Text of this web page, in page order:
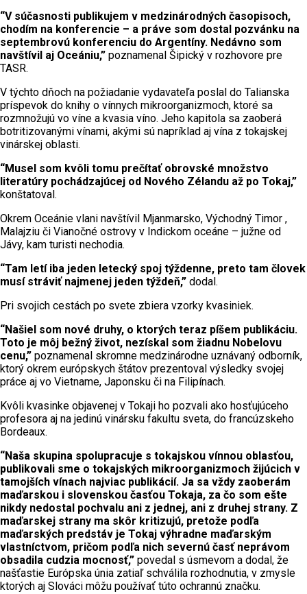
“V súčasnosti publikujem v medzinárodných časopisoch,
chodím na konferencie – a práve som dostal pozvánku na
septembrovú konferenciu do Argentíny. Nedávno som
navštívil aj Oceániu,” poznamenal Šipický v rozhovore pre
TASR.
V týchto dňoch na požiadanie vydavateľa poslal do Talianska
príspevok do knihy o vínnych mikroorganizmoch, ktoré sa
rozmnožujú vo víne a kvasia víno. Jeho kapitola sa zaoberá
botritizovanými vínami, akými sú napríklad aj vína z tokajskej
vinárskej oblasti.
“Musel som kvôli tomu prečítať obrovské množstvo
literatúry pochádzajúcej od Nového Zélandu až po Tokaj,”
konštatoval.
Okrem Oceánie vlani navštívil Mjanmarsko, Východný Timor ,
Malajziu či Vianočné ostrovy v Indickom oceáne – južne od
Jávy, kam turisti nechodia.
“Tam letí iba jeden letecký spoj týždenne, preto tam človek
musí stráviť najmenej jeden týždeň,” dodal.
Pri svojich cestách po svete zbiera vzorky kvasiniek.
“Našiel som nové druhy, o ktorých teraz píšem publikáciu.
Toto je môj bežný život, nezískal som žiadnu Nobelovu
cenu,” poznamenal skromne medzinárodne uznávaný odborník,
ktorý okrem európskych štátov prezentoval výsledky svojej
práce aj vo Vietname, Japonsku či na Filipínach.
Kvôli kvasinke objavenej v Tokaji ho pozvali ako hosťujúceho
profesora aj na jedinú vinársku fakultu sveta, do francúzskeho
Bordeaux.
“Naša skupina spolupracuje s tokajskou vínnou oblasťou,
publikovali sme o tokajských mikroorganizmoch žijúcich v
tamojších vínach najviac publikácií. Ja sa vždy zaoberám
maďarskou i slovenskou časťou Tokaja, za čo som ešte
nikdy nedostal pochvalu ani z jednej, ani z druhej strany. Z
maďarskej strany ma skôr kritizujú, pretože podľa
maďarských predstáv je Tokaj výhradne maďarským
vlastníctvom, pričom podľa nich severnú časť neprávom
obsadila cudzia mocnosť,” povedal s úsmevom a dodal, že
našťastie Európska únia zatiaľ schválila rozhodnutia, v zmysle
ktorých aj Slováci môžu používať túto ochrannú značku.